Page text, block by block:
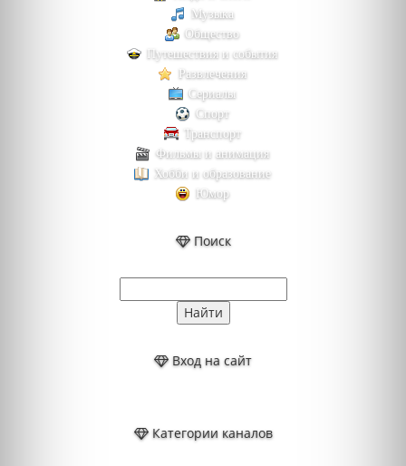
Музыка
Общество
Путешествия и события
Развлечения
Сериалы
Спорт
Транспорт
Фильмы и анимация
Хобби и образование
Юмор
Поиск
Вход на сайт
Категории каналов